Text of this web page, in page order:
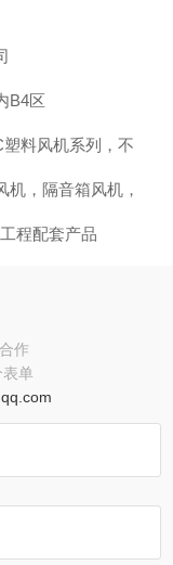
B4区
料风机系列，不
，隔音箱风机，
程配套产品
作
单